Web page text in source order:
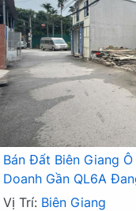
Bán Đất Biên Giang
Doanh Gần QL6A
Vị Trí: Biên Giang